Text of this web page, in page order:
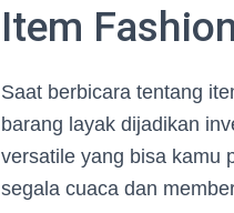
Item
Saat berbicara tentang
barang layak dijadikan
versatile yang bisa kamu
segala cuaca dan